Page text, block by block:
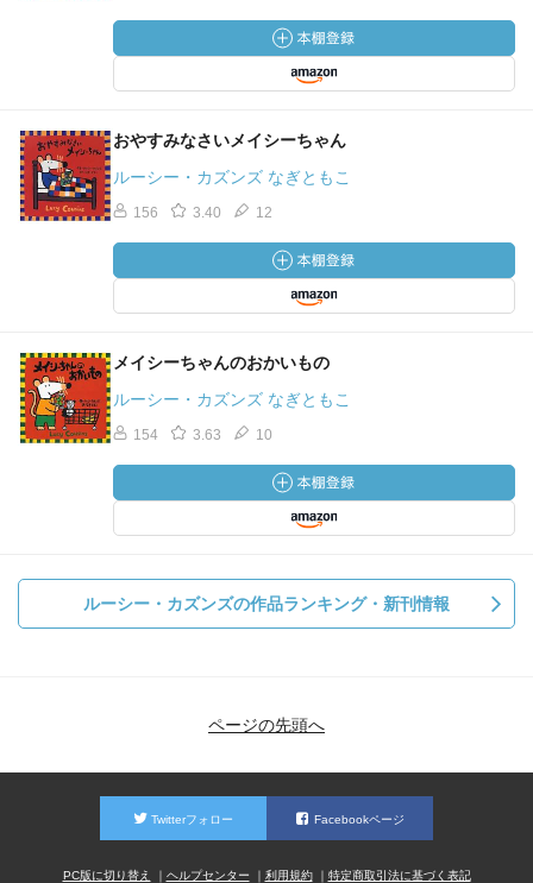
おやすみなさいメイシーちゃん
ルーシー・カズンズ なぎともこ
156 3.40 12
メイシーちゃんのおかいもの
ルーシー・カズンズ なぎともこ
154 3.63 10
ルーシー・カズンズの作品ランキング・新刊情報
ページの先頭へ
Twitterフォロー Facebookページ
PC版に切り替え ヘルプセンター 利用規約 特定商取引法に基づく表記